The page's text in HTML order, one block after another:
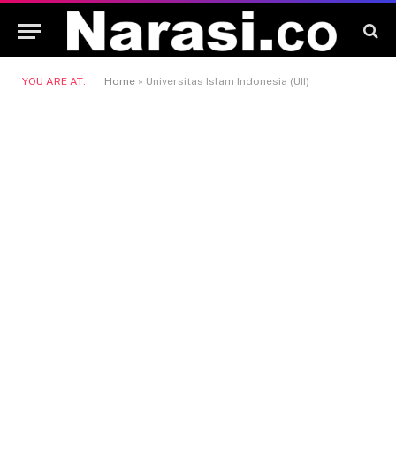
YOU ARE AT: Home » Universitas Islam Indonesia (UII)